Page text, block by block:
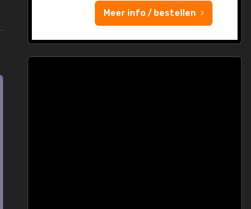
Meer info / bestellen